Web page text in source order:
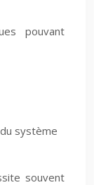
pouvant
système
souvent